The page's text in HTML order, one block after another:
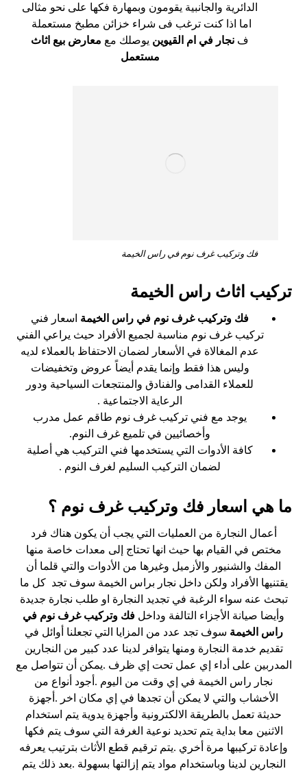
الدائرية والجانبية يقومون وبمهارة فكها على نحو مثالى
اما اذا كنت ترغب فى شراء خزائن مطبخ مستعملة
ف نجار في ام القيوين يوصلك مع معارض بيع اثاث
مستعمل
فك وتركيب غرف نوم في راس الخيمة
تركيب اثاث راس الخيمة
فك وتركيب غرف نوم في راس الخيمة اسعار فني
تركيب غرف نوم مناسبة لجميع الأفراد حيث يراعي الفني
عدم المغالاة في الأسعار لضمان الاحتفاظ بالعملاء لديه
وليس هذا فقط وإنما يقدم أيضاً عروض وتخفيضات
للعملاء القدامى والفنادق والمنتجعات السياحية ودور
الرعاية الاجتماعية .
يوجد مع فني تركيب غرف نوم طاقم عمل مدرب
وأخصائيين في تلميع غرف النوم.
كافة الأدوات التي يستخدمها فني التركيب هي أصلية
لضمان التركيب السليم لغرف النوم .
ما هي اسعار فك وتركيب غرف نوم ؟
أعمال النجارة من العمليات التي يجب أن يكون هناك فرد
مختص في القيام بها حيث انها تحتاج إلى معدات خاصة منها
المفك والشنيور والأزميل وغيرها من الأدوات والتي قلما أن
يقتنيها الأفراد ولكن داخل نجار براس الخيمة سوف تجد كل ما
تبحث عنه سواء الرغبة في تجديد النجارة او طلب نجارة جديدة
وأيضا صيانة الأجزاء التالفة وداخل فك وتركيب غرف نوم في
راس الخيمة سوف تجد عدد من المزايا التي تجعلنا أوائل في
تقديم خدمة النجارة ومنها يتوافر لدينا عدد كبير من النجارين
المدربين على أداء إي عمل تحت إي ظرف .يمكن أن تتواصل مع
نجار راس الخيمة في إي وقت من اليوم .أجود أنواع من
الأخشاب والتي لا يمكن أن تجدها في إي مكان اخر .أجهزة
حديثة تعمل بالطريقة الالكترونية وأجهزة يدوية يتم استخدام
الاثنين معا بداية يتم تحديد نوعية الغرفة التي سوف يتم فكها
وإعادة تركيبها مرة أخري .يتم ترقيم قطع الأثاث بترتيب يعرفه
النجارين لدينا وباستخدام مواد يتم إزالتها بسهولة .بعد ذلك يتم